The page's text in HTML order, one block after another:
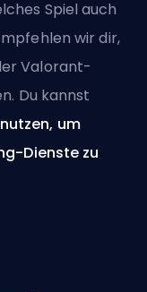
Spiel auch
wir dir,
Valorant-
Du kannst
um
Dienste zu